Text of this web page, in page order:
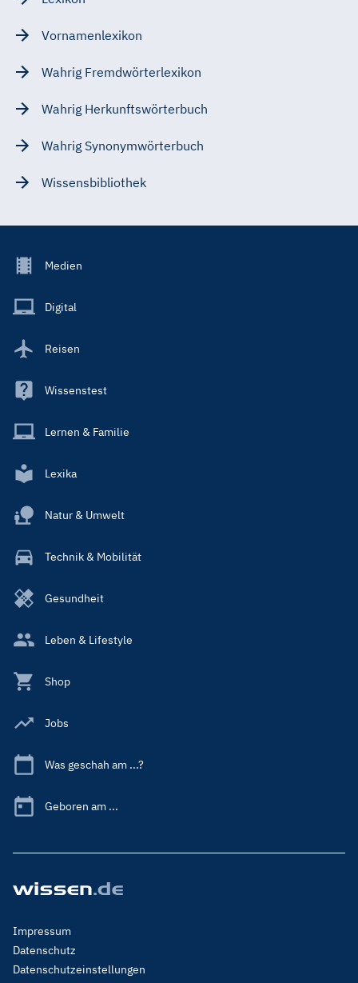
Vornamenlexikon
Wahrig Fremdwörterlexikon
Wahrig Herkunftswörterbuch
Wahrig Synonymwörterbuch
Wissensbibliothek
Footer
Main
Medien
Digital
Reisen
Wissenstest
Lernen & Familie
Lexika
Natur & Umwelt
Technik & Mobilität
Gesundheit
Leben & Lifestyle
Shop
Jobs
Was geschah am ...?
Geboren am ...
Footer
Menu
Legal
Impressum
Datenschutz
Datenschutzeinstellungen